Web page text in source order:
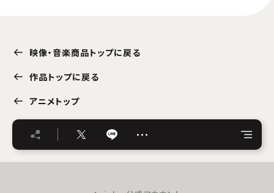
映像・音楽商品トップに戻る
作品トップに戻る
アニメトップ
…